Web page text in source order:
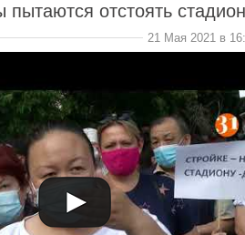
отстоять стадион
21 Мая 2021 в